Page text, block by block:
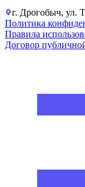
г. Дрогобыч, ул.
Политика
Правила
Договор